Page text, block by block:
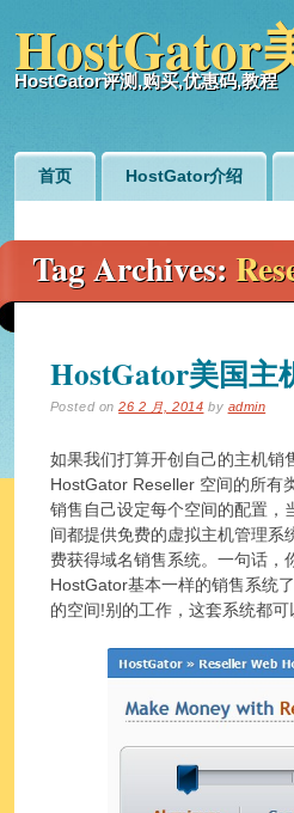
HostGator
HostGator评测,购买,优惠码,教程
Main menu
Skip
首页 HostGator介绍
Tag Archives:
HostGator美国主
Posted on26 2 月, 2014 by admin
如果我们打算开创自己的主机销
HostGator Reseller 空间的所有
销售自己设定每个空间的配置，
间都提供免费的虚拟主机管理系
费获得域名销售系统。一句话
HostGator基本一样的销售系统
的空间!别的工作，这套系统都可